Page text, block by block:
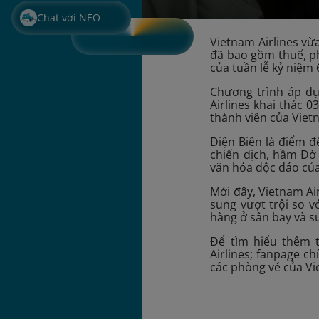
Chat với NEO
Vietnam Airlines
đã bao gồm thuế,
của tuần lễ kỷ niệm
Chương trình áp
Airlines khai thác
thành viên của
Điện Biên là điểm
chiến dịch, hầm
văn hóa độc đáo
Mới đây, Vietnam
sung vượt trội so
hàng ở sân bay và
Để tìm hiểu thêm
Airlines; fanpage
các phòng vé của